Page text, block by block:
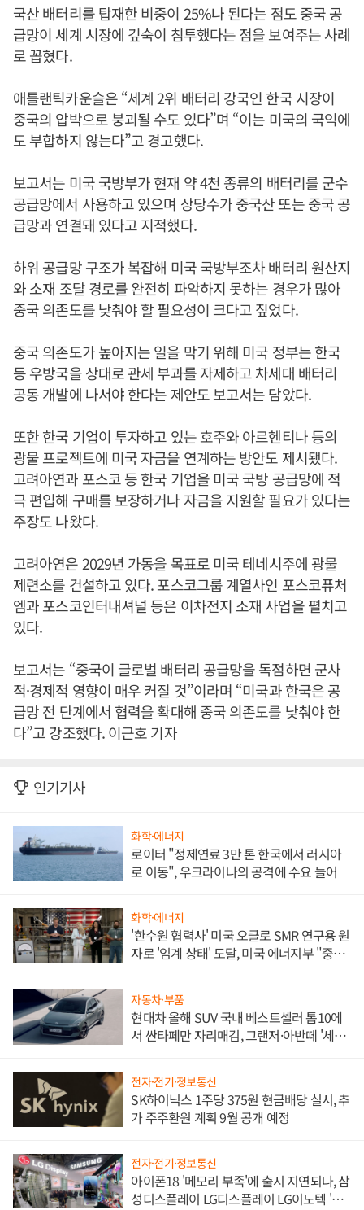
국산 배터리를 탑재한 비중이 25%나 된다는 점도 중국 공
급망이 세계 시장에 깊숙이 침투했다는 점을 보여주는 사례
로 꼽혔다.
애틀랜틱카운슬은 “세계 2위 배터리 강국인 한국 시장이
중국의 압박으로 붕괴될 수도 있다”며 “이는 미국의 국익에
도 부합하지 않는다”고 경고했다.
보고서는 미국 국방부가 현재 약 4천 종류의 배터리를 군수
공급망에서 사용하고 있으며 상당수가 중국산 또는 중국 공
급망과 연결돼 있다고 지적했다.
하위 공급망 구조가 복잡해 미국 국방부조차 배터리 원산지
와 소재 조달 경로를 완전히 파악하지 못하는 경우가 많아
중국 의존도를 낮춰야 할 필요성이 크다고 짚었다.
중국 의존도가 높아지는 일을 막기 위해 미국 정부는 한국
등 우방국을 상대로 관세 부과를 자제하고 차세대 배터리
공동 개발에 나서야 한다는 제안도 보고서는 담았다.
또한 한국 기업이 투자하고 있는 호주와 아르헨티나 등의
광물 프로젝트에 미국 자금을 연계하는 방안도 제시됐다.
고려아연과 포스코 등 한국 기업을 미국 국방 공급망에 적
극 편입해 구매를 보장하거나 자금을 지원할 필요가 있다는
주장도 나왔다.
고려아연은 2029년 가동을 목표로 미국 테네시주에 광물
제련소를 건설하고 있다. 포스코그룹 계열사인 포스코퓨처
엠과 포스코인터내셔널 등은 이차전지 소재 사업을 펼치고
있다.
보고서는 “중국이 글로벌 배터리 공급망을 독점하면 군사
적·경제적 영향이 매우 커질 것”이라며 “미국과 한국은 공
급망 전 단계에서 협력을 확대해 중국 의존도를 낮춰야 한
다”고 강조했다. 이근호 기자
인기기사
화학·에너지
로이터 "정제연료 3만 톤 한국에서 러시아
로 이동", 우크라이나의 공격에 수요 늘어
화학·에너지
'한수원 협력사' 미국 오클로 SMR 연구용 원
자로 '임계 상태' 도달, 미국 에너지부 "중요
자동차·부품
현대차 올해 SUV 국내 베스트셀러 톱10에
서 싼타페만 자리매김, 그랜저·아반떼 '세단
전자·전기·정보통신
SK하이닉스 1주당 375원 현금배당 실시, 추
가 주주환원 계획 9월 공개 예정
전자·전기·정보통신
아이폰18 '메모리 부족'에 출시 지연되나, 삼
성디스플레이 LG디스플레이 LG이노텍 '탈